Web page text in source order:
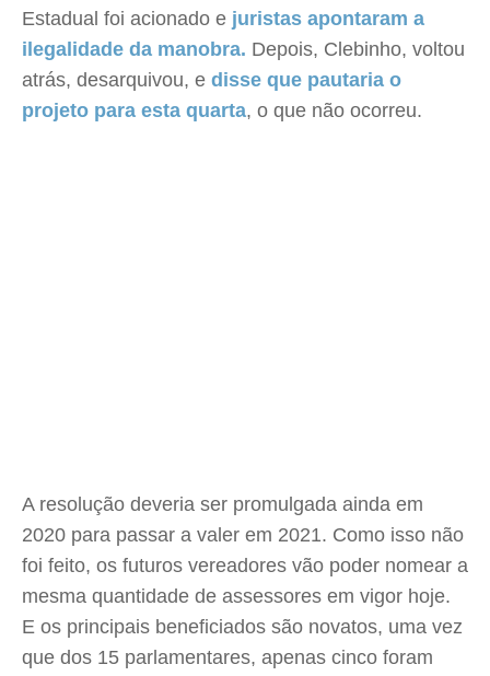
Estadual foi acionado e juristas apontaram a
ilegalidade da manobra. Depois, Clebinho, voltou
atrás, desarquivou, e disse que pautaria o
projeto para esta quarta, o que não ocorreu.
A resolução deveria ser promulgada ainda em
2020 para passar a valer em 2021. Como isso não
foi feito, os futuros vereadores vão poder nomear a
mesma quantidade de assessores em vigor hoje.
E os principais beneficiados são novatos, uma vez
que dos 15 parlamentares, apenas cinco foram